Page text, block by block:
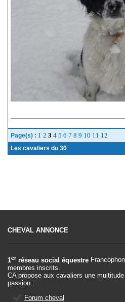
Page(s) : 1 2 3 4 5 6 7 8 9 10 11 12
Les cavaliers du 30
CHEVAL ANNONCE
1er réseau social équestre
membres inscrits.
CA propose aux cavaliers une
passion :
Forum cheval